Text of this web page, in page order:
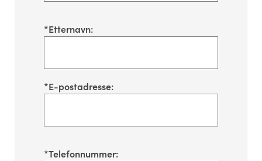
*Etternavn:
*E-postadresse:
*Telefonnummer: